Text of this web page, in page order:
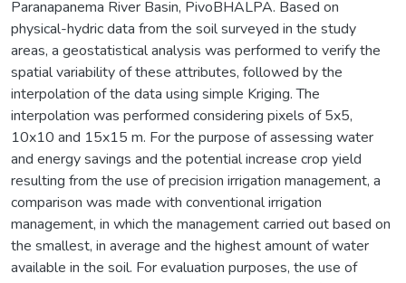
Paranapanema River Basin, PivoBHALPA. Based on
physical-hydric data from the soil surveyed in the study
areas, a geostatistical analysis was performed to verify the
spatial variability of these attributes, followed by the
interpolation of the data using simple Kriging. The
interpolation was performed considering pixels of 5x5,
10x10 and 15x15 m. For the purpose of assessing water
and energy savings and the potential increase crop yield
resulting from the use of precision irrigation management, a
comparison was made with conventional irrigation
management, in which the management carried out based on
the smallest, in average and the highest amount of water
available in the soil. For evaluation purposes, the use of